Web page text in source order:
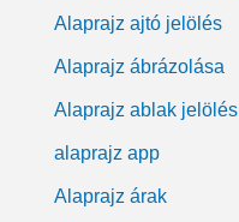
Alaprajz ajtó jelölés
Alaprajz ábrázolása
Alaprajz ablak jelölés
alaprajz app
Alaprajz árak